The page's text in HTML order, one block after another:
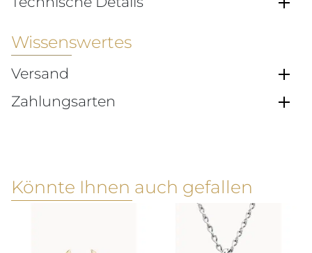
Wissenswertes
Versand
Zahlungsarten
Könnte Ihnen auch gefallen